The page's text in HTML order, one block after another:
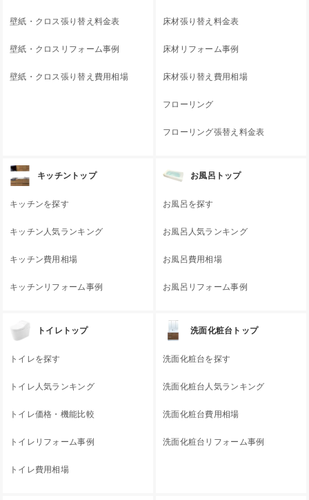
壁紙・クロス張り替え料金表
壁紙・クロスリフォーム事例
壁紙・クロス張り替え費用相場
床材張り替え料金表
床材リフォーム事例
床材張り替え費用相場
フローリング
フローリング張替え料金表
キッチントップ
キッチンを探す
キッチン人気ランキング
キッチン費用相場
キッチンリフォーム事例
お風呂トップ
お風呂を探す
お風呂人気ランキング
お風呂費用相場
お風呂リフォーム事例
トイレトップ
トイレを探す
トイレ人気ランキング
トイレ価格・機能比較
トイレリフォーム事例
トイレ費用相場
洗面化粧台トップ
洗面化粧台を探す
洗面化粧台人気ランキング
洗面化粧台費用相場
洗面化粧台リフォーム事例